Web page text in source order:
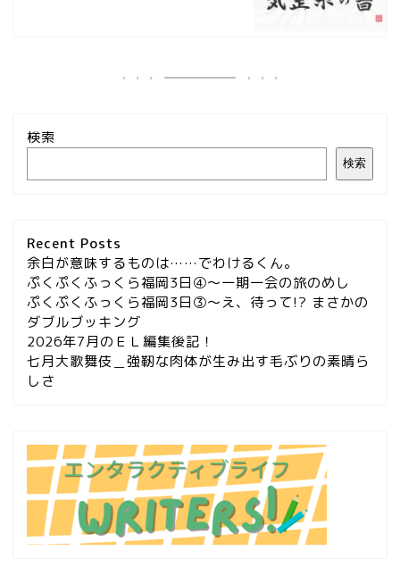
検索
検索
Recent Posts
余白が意味するものは……でわけるくん。
ぷくぷくふっくら福岡3日④～一期一会の旅のめし
ぷくぷくふっくら福岡3日③～え、待って!? まさかの
ダブルブッキング
2026年7月のＥＬ編集後記！
七月大歌舞伎＿強靭な肉体が生み出す毛ぶりの素晴ら
しさ